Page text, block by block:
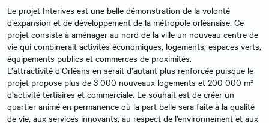
Le projet Interives est une belle démonstration de la volonté
d’expansion et de développement de la métropole orléanaise. Ce
projet consiste à aménager au nord de la ville un nouveau centre de
vie qui combinerait activités économiques, logements, espaces verts,
équipements publics et commerces de proximités.
L’attractivité d’Orléans en serait d’autant plus renforcée puisque le
projet propose plus de 3 000 nouveaux logements et 200 000 m²
d’activité tertiaires et commerciale. Le souhait est de créer un
quartier animé en permanence où la part belle sera faite à la qualité
de vie, aux services innovants, au respect de l’environnement et aux